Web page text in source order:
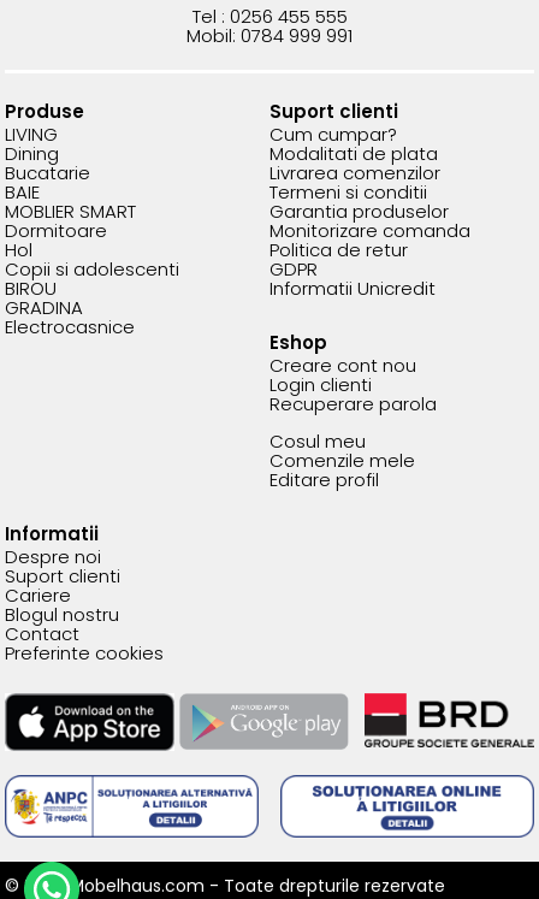
Tel : 0256 455 555
Mobil: 0784 999 991
Produse
LIVING
Dining
Bucatarie
BAIE
MOBLIER SMART
Dormitoare
Hol
Copii si adolescenti
BIROU
GRADINA
Electrocasnice
Suport clienti
Cum cumpar?
Modalitati de plata
Livrarea comenzilor
Termeni si conditii
Garantia produselor
Monitorizare comanda
Politica de retur
GDPR
Informatii Unicredit
Eshop
Creare cont nou
Login clienti
Recuperare parola
Cosul meu
Comenzile mele
Editare profil
Informatii
Despre noi
Suport clienti
Cariere
Blogul nostru
Contact
Preferinte cookies
© 2026 Mobelhaus.com - Toate drepturile rezervate